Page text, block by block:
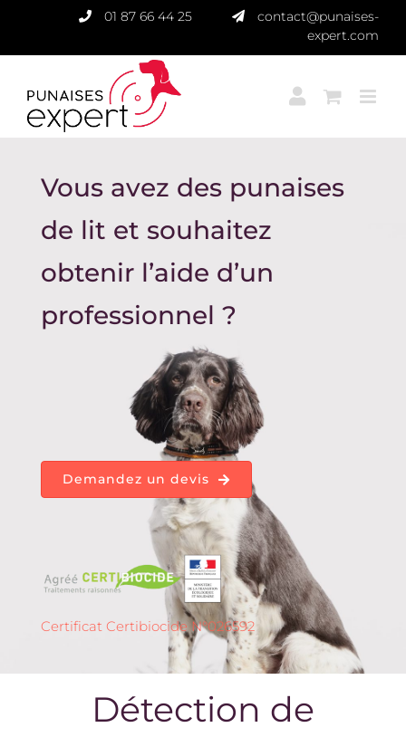
contenu
01 87 66 44 25
contact@punaises-
expert.com
Vous avez des punaises
de lit et souhaitez
obtenir l’aide d’un
professionnel ?
Demandez un devis
Certificat Certibiocide N°026592
Détection de